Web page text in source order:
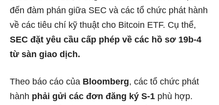
đến đàm phán giữa SEC và các tổ chức phát hành
về các tiêu chí kỹ thuật cho Bitcoin ETF. Cụ thể,
SEC đặt yêu cầu cấp phép về các hồ sơ 19b-4
từ sàn giao dịch.
Theo báo cáo của Bloomberg, các tổ chức phát
hành phải gửi các đơn đăng ký S-1 phù hợp.